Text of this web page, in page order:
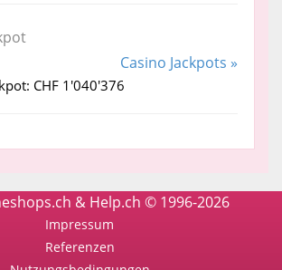
Casino Jackpots »
CHF 1'040'376
& Help.ch © 1996-2026
Impressum
Referenzen